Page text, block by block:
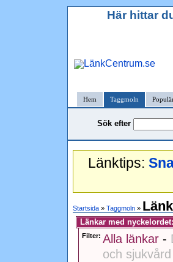
Här hittar
Hem Taggmoln
Sök efter
Länktips:
Startsida » Taggmoln »
Länkar med
Filter: Alla länkar -
och sjukvård